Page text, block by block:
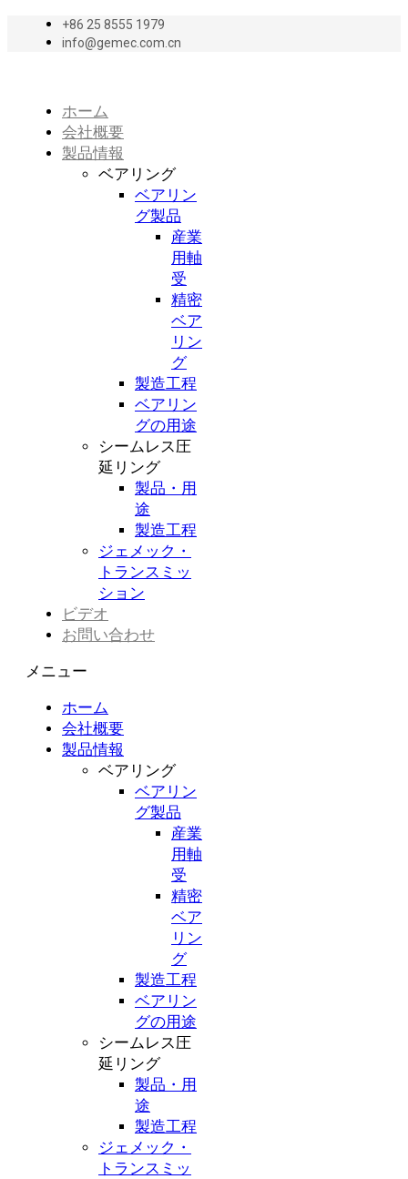
+86 25 8555 1979
info@gemec.com.cn
ホーム
会社概要
製品情報
ベアリング
ベアリン
グ製品
産業
用軸
受
精密
ベア
リン
グ
製造工程
ベアリン
グの用途
シームレス圧
延リング
製品・用
途
製造工程
ジェメック・
トランスミッ
ション
ビデオ
お問い合わせ
メニュー
ホーム
会社概要
製品情報
ベアリング
ベアリン
グ製品
産業
用軸
受
精密
ベア
リン
グ
製造工程
ベアリン
グの用途
シームレス圧
延リング
製品・用
途
製造工程
ジェメック・
トランスミッ